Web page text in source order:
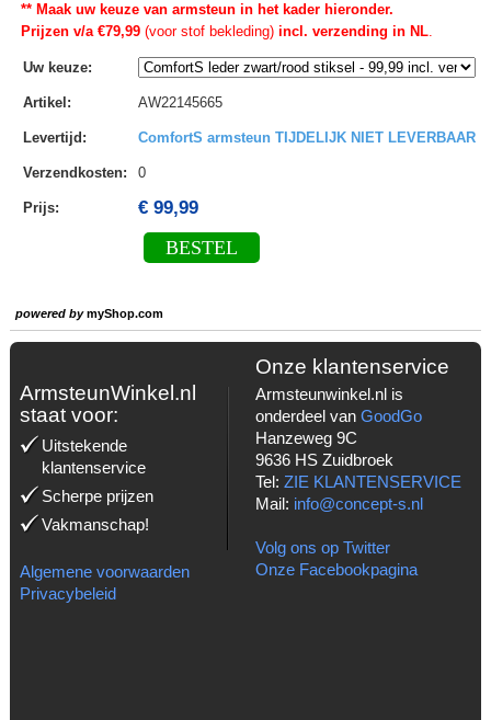
** Maak uw keuze van armsteun in het kader hieronder.
Prijzen v/a €79,99(voor stof bekleding)incl. verzending in NL.
Uw keuze:
Artikel : AW22145665
Levertijd : ComfortS armsteun TIJDELIJK NIET LEVERBAAR
Verzendkosten: 0
Prijs: € 99,99
BESTEL
powered bymyShop.com
ArmsteunWinkel.nl
staat voor:
Uitstekende
klantenservice
Scherpe prijzen
Vakmanschap!
Algemene voorwaarden
Privacybeleid
Onze klantenservice
Armsteunwinkel.nl is
onderdeel van GoodGo
Hanzeweg 9C
9636 HS Zuidbroek
Tel: ZIE KLANTENSERVICE
Mail: info@concept-s.nl
Volg ons op Twitter
Onze Facebookpagina